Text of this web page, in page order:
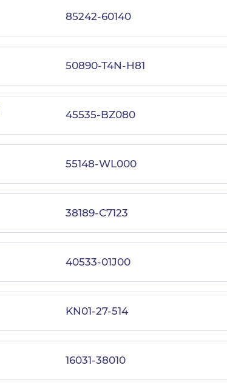
85242-60140
50890-T4N-H81
45535-BZ080
55148-WL000
38189-C7123
40533-01J00
KN01-27-514
16031-38010